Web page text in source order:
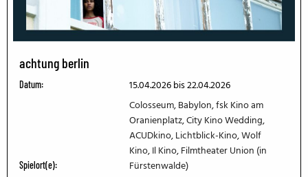
achtung berlin
Datum: 15.04.2026bis 22.04.2026
Spielort(e):
Colosseum, Babylon, fsk Kino am
Oranienplatz, City Kino Wedding,
ACUDkino, Lichtblick-Kino, Wolf
Kino, Il Kino, Filmtheater Union (in
Fürstenwalde)